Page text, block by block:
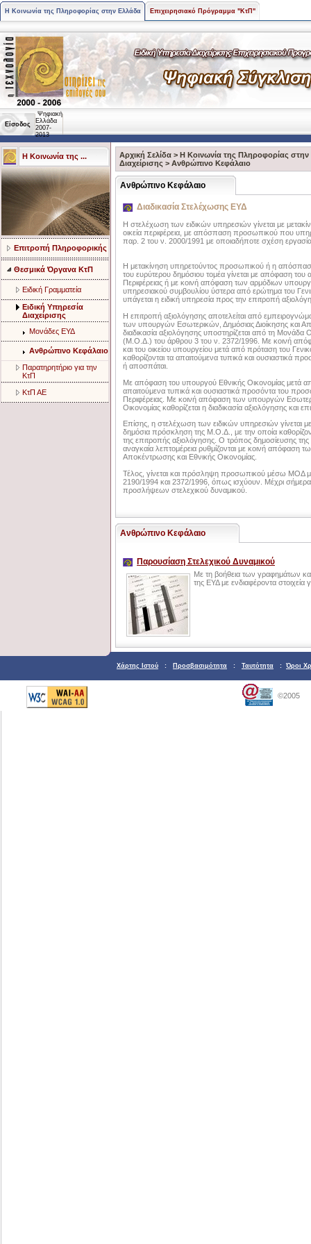
Η Κοινωνία της Πληροφορίας στην Ελλάδα Επιχειρησιακό Πρόγραμμα "ΚτΠ"
Είσοδος
Ψηφιακή
Ελλάδα
2007-
2013
Η Κοινωνία της ...
Επιτροπή Πληροφορικής
Θεσμικά Όργανα ΚτΠ
Ειδική Γραμματεία
Ειδική Υπηρεσία
Διαχείρισης
Μονάδες ΕΥΔ
Ανθρώπινο Κεφάλαιο
Παρατηρητήριο για την
ΚτΠ
ΚτΠ ΑΕ
Αρχική Σελίδα > Η Κοινωνία της Πληροφορίας
Διαχείρισης > Ανθρώπινο Κεφάλαιο
Ανθρώπινο Κεφάλαιο
Διαδικασία Στελέχωσης ΕΥΔ
Η στελέχωση των ειδικών υπηρεσιών γίνεται με
οικεία περιφέρεια, με απόσπαση προσωπικού που
παρ. 2 του ν. 2000/1991 με οποιαδήποτε σχέση
Η μετακίνηση υπηρετούντος προσωπικού ή η
του ευρύτερου δημόσιου τομέα γίνεται με απόφαση
Περιφέρειας ή με κοινή απόφαση των αρμόδιων
υπηρεσιακού συμβουλίου ύστερα από ερώτημα του
υπάγεται η ειδική υπηρεσία προς την επιτροπή
Η επιτροπή αξιολόγησης αποτελείται από
των υπουργών Εσωτερικών, Δημόσιας Διοίκησης και
διαδικασία αξιολόγησης υποστηρίζεται από τη
(Μ.Ο.Δ.) του άρθρου 3 του ν. 2372/1996. Με κοινή
και του οικείου υπουργείου μετά από πρόταση του
καθορίζονται τα απαιτούμενα τυπικά και ουσιαστικά
ή αποσπάται.
Με απόφαση του υπουργού Εθνικής Οικονομίας μετά
απαιτούμενα τυπικά και ουσιαστικά προσόντα του
Περιφέρειας. Με κοινή απόφαση των υπουργών
Οικονομίας καθορίζεται η διαδικασία αξιολόγησης και
Επίσης, η στελέχωση των ειδικών υπηρεσιών γίνεται
δημόσια πρόσκληση της Μ.Ο.Δ., με την οποία
της επιτροπής αξιολόγησης. Ο τρόπος δημοσίευσης
αναγκαία λεπτομέρεια ρυθμίζονται με κοινή απόφαση
Αποκέντρωσης και Εθνικής Οικονομίας.
Τέλος, γίνεται και πρόσληψη προσωπικού μέσω ΜΟΔ
2190/1994 και 2372/1996, όπως ισχύουν. Μέχρι
προσλήψεων στελεχικού δυναμικού.
Ανθρώπινο Κεφάλαιο
Παρουσίαση Στελεχικού Δυναμικού
Με τη βοήθεια των γραφημάτων
της ΕΥΔ με ενδιαφέροντα
Χάρτης Ιστού : Προσβασιμότητα : Ταυτότητα : Όροι
©2005